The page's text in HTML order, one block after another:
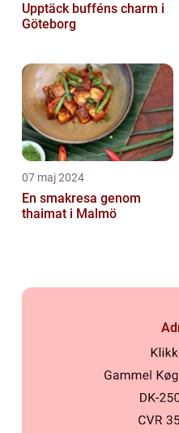
Upptäck bufféns charm i
Göteborg
07 maj 2024
En smakresa genom
thaimat i Malmö